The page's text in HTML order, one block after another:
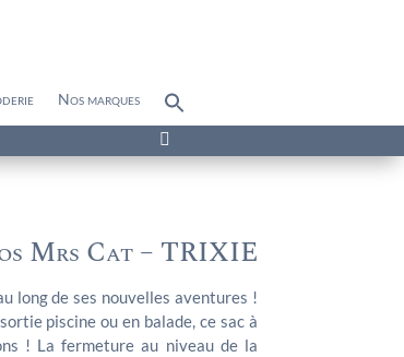
Nos marques
for:

Mrs Cat – TRIXIE
long de ses nouvelles aventures !
piscine ou en balade, ce sac à
! La fermeture au niveau de la